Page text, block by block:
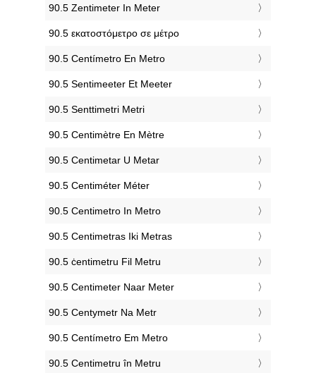
‎90.5 Zentimeter In Meter
‎90.5 εκατοστόμετρο σε μέτρο
‎90.5 Centímetro En Metro
‎90.5 Sentimeeter Et Meeter
‎90.5 Senttimetri Metri
‎90.5 Centimètre En Mètre
‎90.5 Centimetar U Metar
‎90.5 Centiméter Méter
‎90.5 Centimetro In Metro
‎90.5 Centimetras Iki Metras
‎90.5 ċentimetru Fil Metru
‎90.5 Centimeter Naar Meter
‎90.5 Centymetr Na Metr
‎90.5 Centímetro Em Metro
‎90.5 Centimetru în Metru